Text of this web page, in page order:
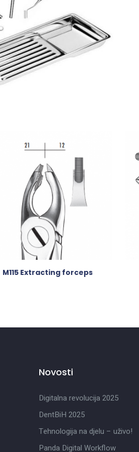
M115 Extracting forceps
Novosti
Digitalna revolucija 2025
DentBiH 2025
Tehnologija na djelu – uživo!
Panda Digital Workflow